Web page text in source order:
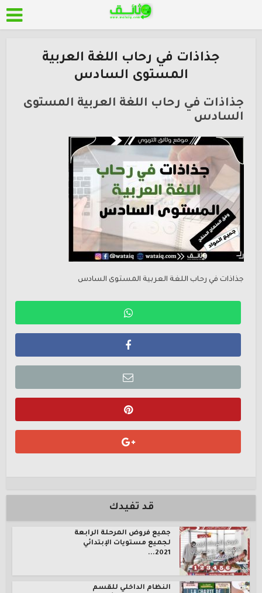
جذاذات في رحاب اللغة العربية
المستوى السادس
جذاذات في رحاب اللغة العربية المستوى
السادس
جذاذات في رحاب اللغة العربية المستوى السادس
قد تفيدك
جميع فروض المرحلة الرابعة
لجميع مستويات الإبتدائي
2021...
النظام الداخلي للقسم